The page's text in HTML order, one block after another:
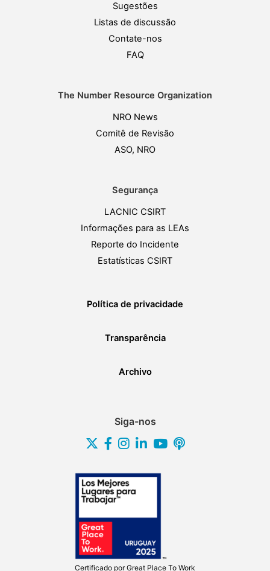
Sugestões
Listas de discussão
Contate-nos
FAQ
The Number Resource Organization
NRO News
Comitê de Revisão
ASO, NRO
Segurança
LACNIC CSIRT
Informações para as LEAs
Reporte do Incidente
Estatísticas CSIRT
Política de privacidade
Transparência
Archivo
Siga-nos
Certificado porGreat Place To Work